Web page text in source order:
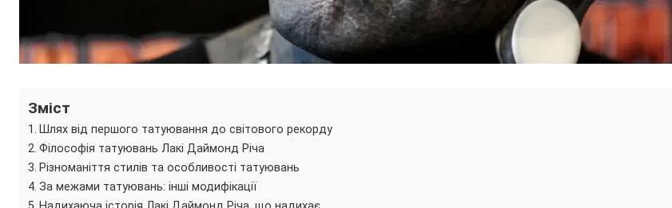
Зміст
Шлях від першого татуювання до світового рекорду
Філософія татуювань Лакі Даймонд Річа
Різноманіття стилів та особливості татуювань
За межами татуювань: інші модифікації